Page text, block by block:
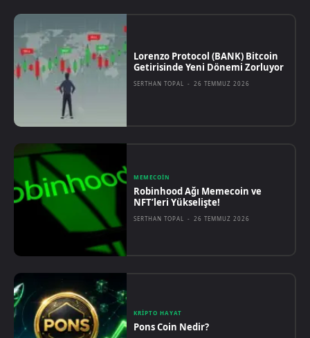
Lorenzo Protocol (BANK) Bitcoin
Getirisinde Yeni Dönemi Zorluyor
SERTHAN TOPAL - 26 TEMMUZ 2026
MEMECOIN
Robinhood Ağı Memecoin ve
NFT’leri Yükselişte!
SERTHAN TOPAL - 26 TEMMUZ 2026
KRIPTO HAYAT
Pons Coin Nedir?